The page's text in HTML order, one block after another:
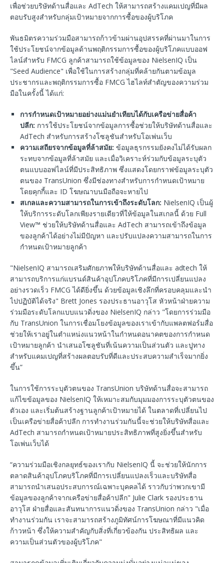
เพื่อช่วยบริษัทด้านสื่อและ AdTech ให้สามารถสร้างแคมเปญที่มีผล
ตอบรับสูงสำหรับกลุ่มเป้าหมายจากการซื้อของผู้บริโภค
พันธมิตรความร่วมมือสามารถก้าวข้ามผ่านอุปสรรคที่ผ่านมาในการ
ใช้ประโยชน์จากข้อมูลด้านพฤติกรรมการซื้อของผู้บริโภคแบบออฟ
ไลน์สำหรับ FMCG ลูกค้าสามารถใช้ข้อมูลของ NielsenIQ เป็น
"Seed Audience" เพื่อใช้ในการสร้างกลุ่มที่คล้ายกันตามข้อมูล
ประชากรและพฤติกรรมการซื้อ FMCG ไฮไลท์สำตัญของความร่วม
มือในครั้งนี้ ได้แก่:
การกำหนดเป้าหมายอย่างแม่นยำเทียบได้กับเครือข่ายสื่อค้า
ปลีก: การใช้ประโยชน์จากข้อมูลการซื้อช่วยให้บริษัทด้านสื่อและ
AdTech สำหรับการสร้างโซลูชันสำหรับโอเพ่นเว็บ
ความเสถียรจากข้อมูลที่ล้าสมัย: ข้อมูลธุรกรรมยังคงไม่ได้รับผลก
ระทบจากข้อมูลที่ล้าสมัย และเมื่อวิเคราะห์ร่วมกับข้อมูลระบุตัว
ตนแบบออฟไลน์ที่มีประสิทธิภาพ ซึ่งแสดงโดยกราฟข้อมูลระบุตัว
ตนของ TransUnion ซึ่งมีช่องทางสำหรับการกำหนดเป้าหมาย
โดยคุกกี้และ ID โฆษณาบนมือถือจะหายไป
สเกลและความสามารถในการเข้าถึงระดับโลก: NielsenIQ เป็นผู้
ให้บริการระดับโลกเพียงรายเดียวที่ให้ข้อมูลในสเกลนี้ ด้วย Full
View™ ช่วยให้บริษัทด้านสื่อและ AdTech สามารถเข้าถึงข้อมูล
ของลูกค้าได้อย่างไม่มีปัญหา และปรับแปลงความสามารถในการ
กำหนดเป้าหมายลูกค้า
"NielsenIQ สามารถเสริมศักยภาพให้บริษัทด้านสื่อและ adtech ให้
สามารถบริการแก่แบรนด์สินค้าอุปโภคบริโภคที่มีการเปลี่ยนแปลง
อย่างรวดเร็ว FMCG ได้ดียิ่งขึ้น ด้วยข้อมูลเชิงลึกที่ครอบคลุมและนำ
ไปปฏิบัติได้จริง" Brett Jones รองประธานอาวุโส หัวหน้าฝ่ายความ
ร่วมมือระดับโลกแบบแนวดิ่งของ NielsenIQ กล่าว "โดยการร่วมมือ
กับ TransUnion ในการเชื่อมโยงข้อมูลของเราเข้ากับแพลตฟอร์มสื่อ
ช่วยให้เราอยู่ในตำแหน่งแนวหน้าในกำหนดอนาคตของการกำหนด
เป้าหมายลูกค้า นำเสนอโซลูชันที่เน้นความเป็นส่วนตัว และปูทาง
สำหรับแคมเปญที่สร้างผลตอบรับที่ดีและประสบความสำเร็จมากยิ่ง
ขึ้น”
ในการใช้การระบุตัวตนของ TransUnion บริษัทด้านสื่อจะสามารถ
แก้ไขข้อมูลของ NielsenIQ ให้เหมาะสมกับมุมมองการระบุตัวตนของ
ตัวเอง และเริ่มต้นสร้างฐานลูกค้าเป้าหมายได้ ในตลาดที่เปลี่ยนไป
เป็นเครือข่ายสื่อค้าปลีก การทำงานร่วมกันนี้จะช่วยให้บริษัทสื่อและ
AdTech สามารถกำหนดเป้าหมายประสิทธิภาพที่สูงยิ่งขึ้นสำหรับ
โอเพ่นเว็บได้
“ความร่วมมือเชิงกลยุทธ์ของเรากับ NielsenIQ นี้ จะช่วยให้นักการ
ตลาดสินค้าอุปโภคบริโภคที่มีการเปลี่ยนแปลงเร็วและบริษัทสื่อ
สามารถนำเสนอประสบการณ์เฉพาะบุคคลได้ ราวกับว่าพวกเขามี
ข้อมูลของลูกค้าจากเครือข่ายสื่อค้าปลีก" Julie Clark รองประธาน
อาวุโส ฝ่ายสื่อและสันทนาการแนวดิ่งของ TransUnion กล่าว "เมื่อ
ทำงานร่วมกัน เราจะสามารถสร้างภูมิทัศน์การโฆษณาที่มีแนวคิด
ก้าวหน้า ซึ่งให้ความสำคัญกับสิ่งที่เกี่ยวข้องกัน ประสิทธิผล และ
ความเป็นส่วนตัวของผู้บริโภค"